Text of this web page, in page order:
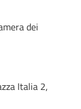
dei
Italia 2,